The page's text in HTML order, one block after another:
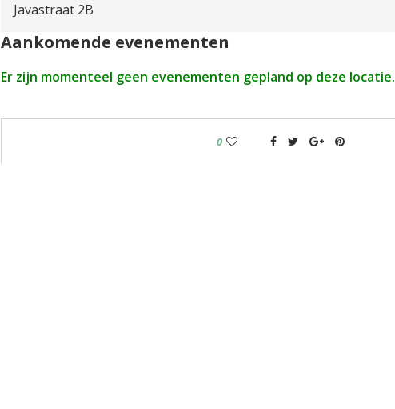
Javastraat 2B
Aankomende evenementen
Er zijn momenteel geen evenementen gepland op deze locatie.
0